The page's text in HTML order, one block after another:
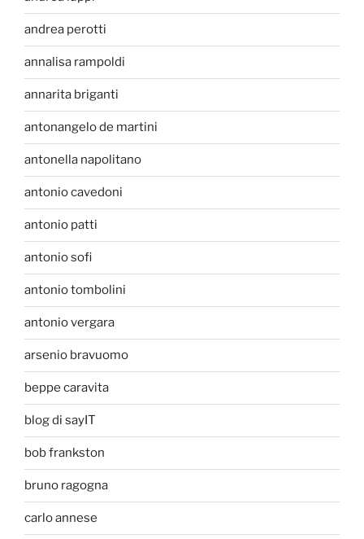
andrea perotti
annalisa rampoldi
annarita briganti
antonangelo de martini
antonella napolitano
antonio cavedoni
antonio patti
antonio sofi
antonio tombolini
antonio vergara
arsenio bravuomo
beppe caravita
blog di sayIT
bob frankston
bruno ragogna
carlo annese